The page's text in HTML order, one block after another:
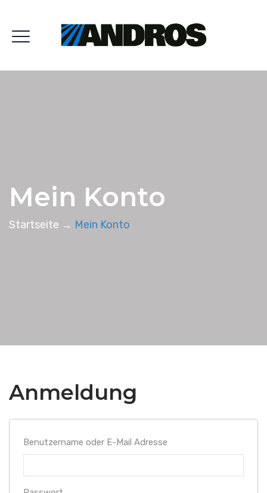
Mein Konto
Startseite → Mein Konto
Anmeldung
Benutzername oder E-Mail Adresse